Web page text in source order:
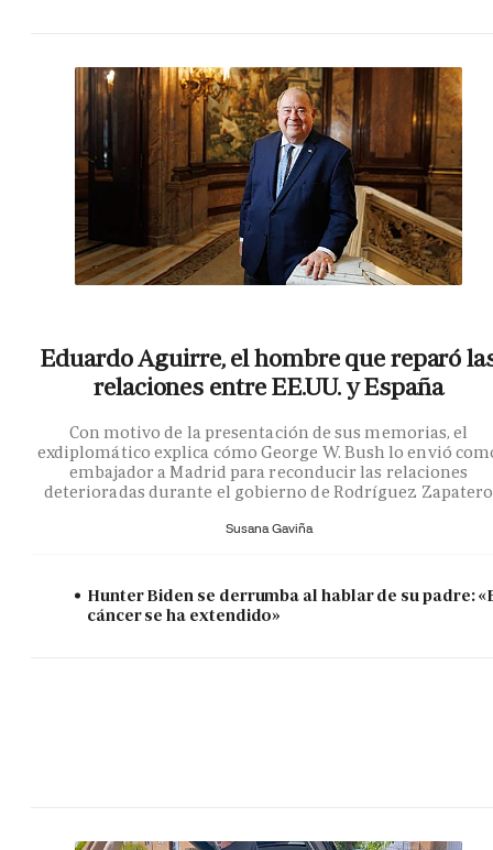
Eduardo Aguirre, el hombre que reparó
relaciones entre EE.UU. y España
Con motivo de la presentación de sus memorias, el
exdiplomático explica cómo George W. Bush lo envió
embajador a Madrid para reconducir las relaciones
deterioradas durante el gobierno de Rodríguez Zapatero
Susana Gaviña
Hunter Biden se derrumba al hablar de su padre:
cáncer se ha extendido»